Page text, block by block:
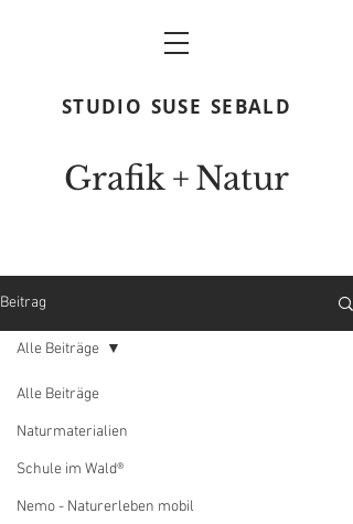
STUDIO SUSE SEBALD
Grafik+Natur
Beitrag
Alle Beiträge
Naturmaterialien
Schule im Wald®
Nemo - Naturerleben mobil
Alle Beiträge